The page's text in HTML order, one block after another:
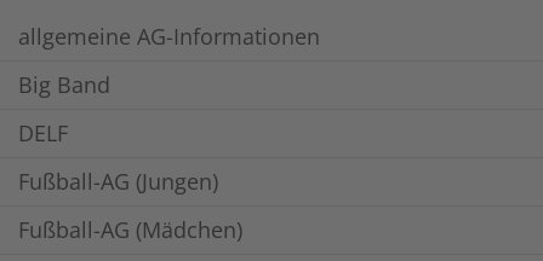
allgemeine AG-Informationen
Big Band
DELF
Fußball-AG (Jungen)
Fußball-AG (Mädchen)